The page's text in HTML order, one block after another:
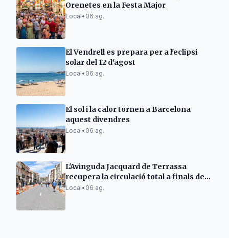
Orenetes en la Festa Major
Local• 06 ag.
El Vendrell es prepara per a l'eclipsi
solar del 12 d'agost
Local• 06 ag.
El sol i la calor tornen a Barcelona
aquest divendres
Local• 06 ag.
L'Avinguda Jacquard de Terrassa
recupera la circulació total a finals de
setmana
Local• 06 ag.